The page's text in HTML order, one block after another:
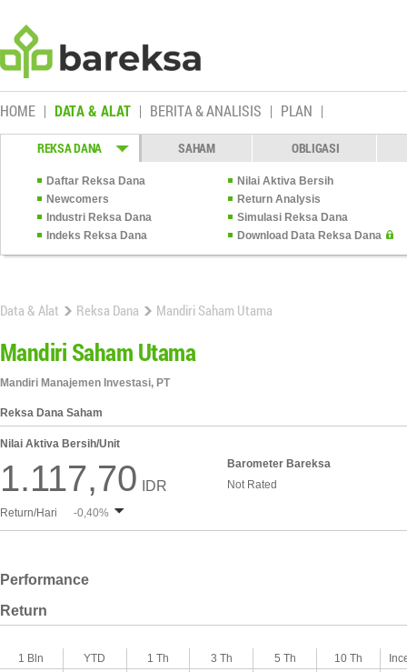
HOME DATA & ALAT BERITA & ANALISIS PLAN
REKSA DANA SAHAM OBLIGASI
Daftar Reksa Dana
Nilai Aktiva Bersih
Newcomers
Return Analysis
Industri Reksa Dana
Simulasi Reksa Dana
Indeks Reksa Dana
Download Data Reksa Dana
Data & Alat Reksa Dana Mandiri Saham Utama
Mandiri Saham Utama
Mandiri Manajemen Investasi, PT
Reksa Dana Saham
Nilai Aktiva Bersih/Unit
1.117,70 IDR
Barometer Bareksa
Not Rated
Return/Hari -0,40%
Performance
Return
1 Bln YTD 1 Th 3 Th 5 Th 10 Th